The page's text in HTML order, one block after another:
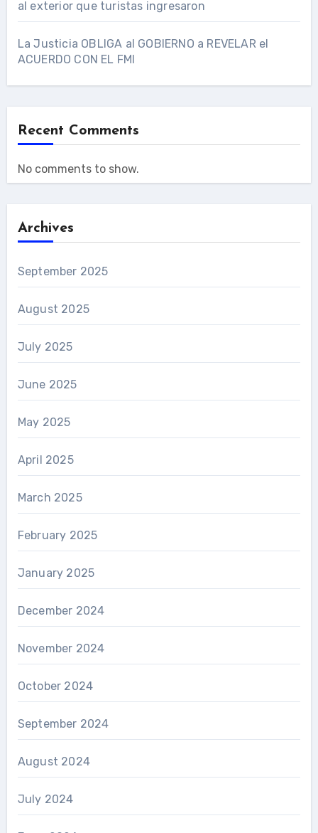
al exterior que turistas ingresaron
La Justicia OBLIGA al GOBIERNO a REVELAR el
ACUERDO CON EL FMI
Recent Comments
No comments to show.
Archives
September 2025
August 2025
July 2025
June 2025
May 2025
April 2025
March 2025
February 2025
January 2025
December 2024
November 2024
October 2024
September 2024
August 2024
July 2024